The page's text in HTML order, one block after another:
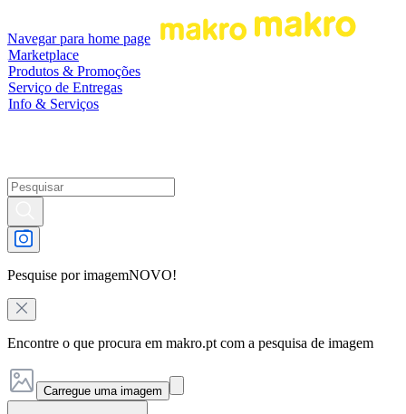
Navegar para home page
Marketplace
Produtos & Promoções
Serviço de Entregas
Info & Serviços
Pesquise por imagemNOVO!
Encontre o que procura em makro.pt com a pesquisa de imagem
Carregue uma imagem